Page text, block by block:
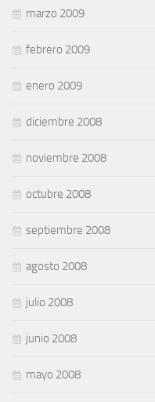
marzo 2009
febrero 2009
enero 2009
diciembre 2008
noviembre 2008
octubre 2008
septiembre 2008
agosto 2008
julio 2008
junio 2008
mayo 2008